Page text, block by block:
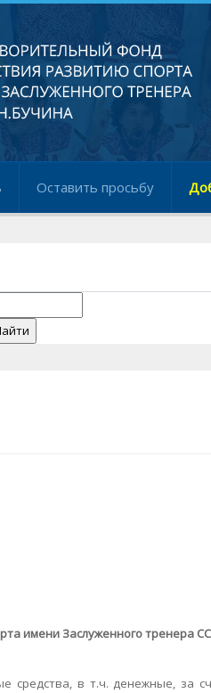
Оставить просьбу
имени Заслуженного тренера
средства, в т.ч. денежные, за